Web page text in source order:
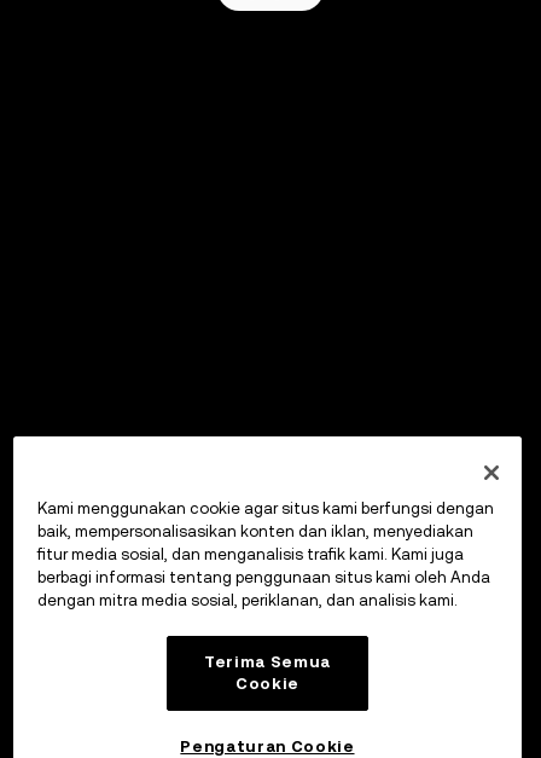
Kami menggunakan cookie agar situs kami berfungsi dengan
baik, mempersonalisasikan konten dan iklan, menyediakan
fitur media sosial, dan menganalisis trafik kami. Kami juga
berbagi informasi tentang penggunaan situs kami oleh Anda
dengan mitra media sosial, periklanan, dan analisis kami.
Terima Semua
Cookie
Pengaturan Cookie